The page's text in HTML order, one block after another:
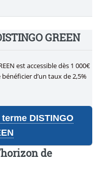
GREEN
est accessible dès 1 000€
d’un taux de 2,5%
DISTINGO
de